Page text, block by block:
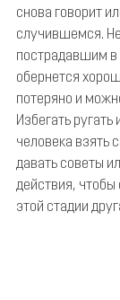
снова говорит
случившемся.
пострадавшим в
обернется
потеряно и
Избегать ругать
человека взять
давать советы
действия, чтобы
этой стадии